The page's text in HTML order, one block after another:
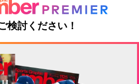
検討ください！